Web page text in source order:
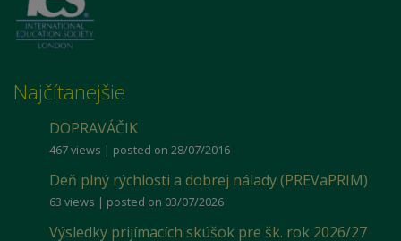
Najčítanejšie
DOPRAVÁČIK
467 views | posted on 28/07/2016
Deň plný rýchlosti a dobrej nálady (PREVaPRIM)
63 views | posted on 03/07/2026
Výsledky prijímacích skúšok pre šk. rok 2026/27